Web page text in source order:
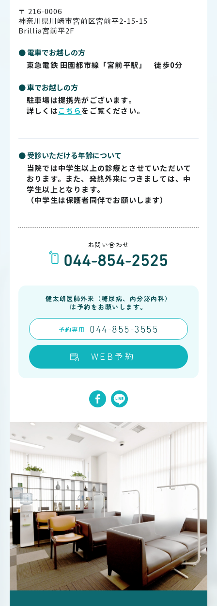
〒 216-0006
神奈川県川崎市宮前区宮前平2-15-15
Brillia宮前平2F
● 電車でお越しの方
東急電鉄 田園都市線「宮前平駅」 徒歩0分
● 車でお越しの方
駐車場は提携先がございます。
詳しくはこちらをご覧ください。
● 受診いただける年齢について
当院では中学生以上の診療とさせていただいて
おります。また、発熱外来につきましては、中
学生以上となります。
（中学生は保護者同伴でお願いします）
お問い合わせ
044-854-2525
健太朗医師外来（糖尿病、内分泌内科）
は予約をお願いします。
予約専用 044-855-3555
WEB予約